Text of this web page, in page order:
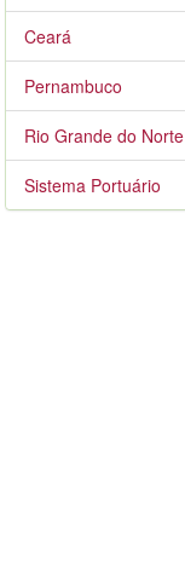
Ceará
Pernambuco
Rio Grande do Norte
Sistema Portuário